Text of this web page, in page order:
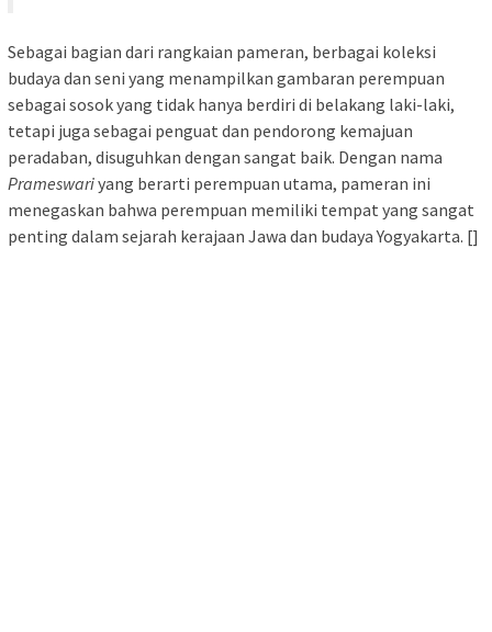
Sebagai bagian dari rangkaian pameran, berbagai koleksi
budaya dan seni yang menampilkan gambaran perempuan
sebagai sosok yang tidak hanya berdiri di belakang laki-laki,
tetapi juga sebagai penguat dan pendorong kemajuan
peradaban, disuguhkan dengan sangat baik. Dengan nama
Prameswariyang berarti perempuan utama, pameran ini
menegaskan bahwa perempuan memiliki tempat yang sangat
penting dalam sejarah kerajaan Jawa dan budaya Yogyakarta. []